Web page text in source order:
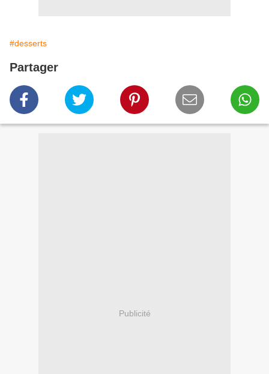
#desserts
Partager
Publicité